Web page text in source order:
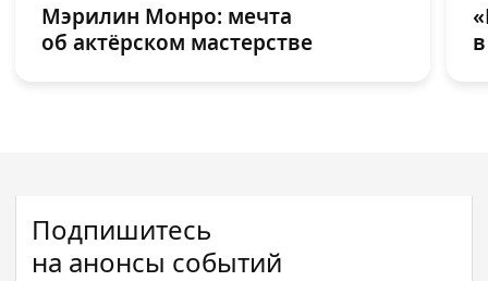
Мэрилин Монро: мечта
об актёрском мастерстве
Подпишитесь
на анонсы событий